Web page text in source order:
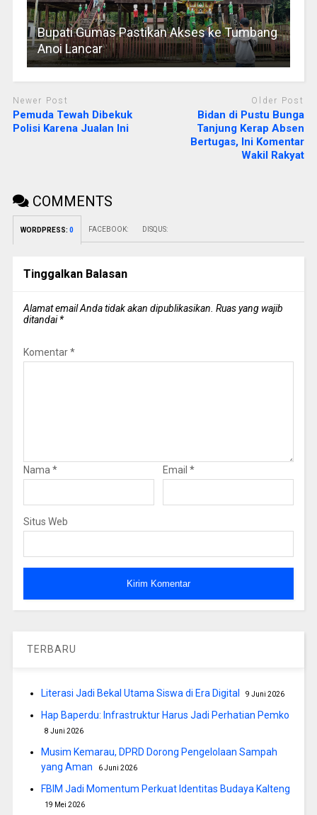
Bupati Gumas Pastikan Akses ke Tumbang
Anoi Lancar
Newer Post
Pemuda Tewah Dibekuk
Polisi Karena Jualan Ini
Older Post
Bidan di Pustu Bunga
Tanjung Kerap Absen
Bertugas, Ini Komentar
Wakil Rakyat
COMMENTS
WORDPRESS: 0 FACEBOOK: DISQUS:
Tinggalkan Balasan
Alamat email Anda tidak akan dipublikasikan. Ruas yang wajib
ditandai*
Komentar*
Nama* Email *
Situs Web
TERBARU
Literasi Jadi Bekal Utama Siswa di Era Digital 9 Juni 2026
Hap Baperdu: Infrastruktur Harus Jadi Perhatian Pemko
8 Juni 2026
Musim Kemarau, DPRD Dorong Pengelolaan Sampah
yang Aman
6 Juni 2026
FBIM Jadi Momentum Perkuat Identitas Budaya Kalteng
19 Mei 2026